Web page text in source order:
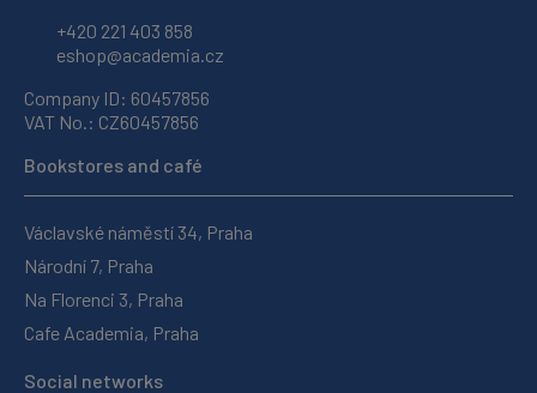
+420 221 403 858
eshop@academia.cz
Company ID: 60457856
VAT No.: CZ60457856
Bookstores and café
Václavské náměstí 34, Praha
Národní 7, Praha
Na Florenci 3, Praha
Cafe Academia, Praha
Social networks